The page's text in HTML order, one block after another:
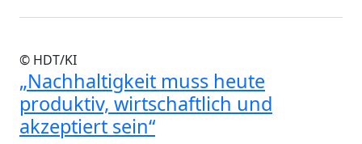
© HDT/KI
„Nachhaltigkeit muss heute
produktiv, wirtschaftlich und
akzeptiert sein“